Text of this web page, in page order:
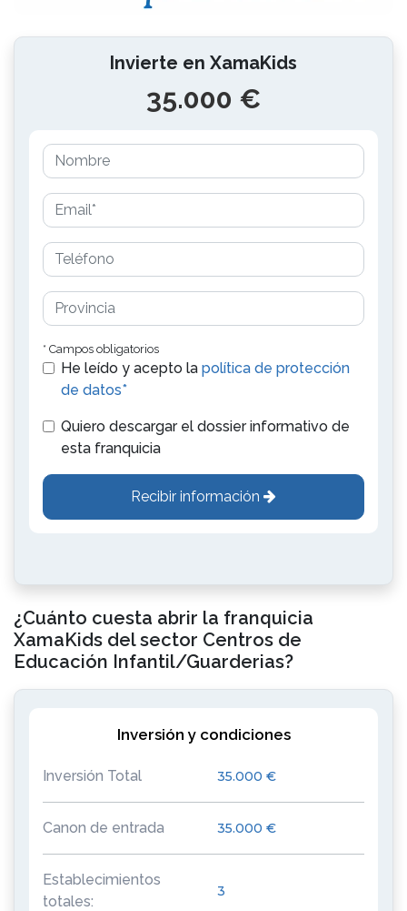
Invierte en XamaKids
35.000 €
* Campos obligatorios
He leído y acepto la política de protección
de datos*
Quiero descargar el dossier informativo de
esta franquicia
Recibir información
¿Cuánto cuesta abrir la franquicia
XamaKids del sector Centros de
Educación Infantil/Guarderias?
Inversión y condiciones
Inversión Total 35.000 €
Canon de entrada 35.000 €
Establecimientos
totales:
3